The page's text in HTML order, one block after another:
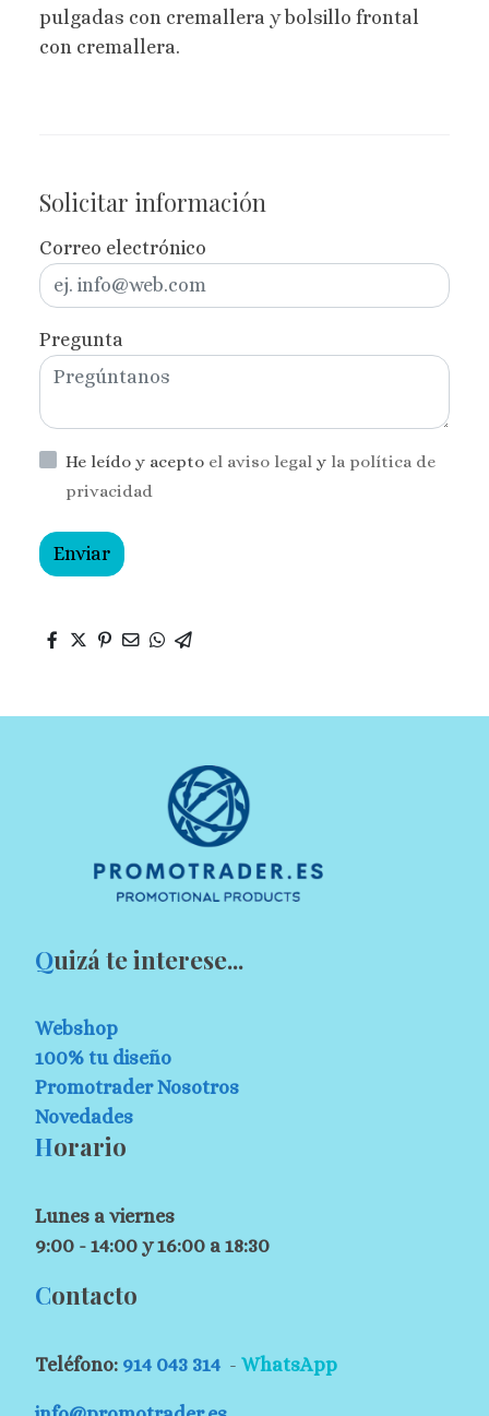
pulgadas con cremallera y bolsillo frontal
con cremallera.
Solicitar información
Correo electrónico
Pregunta
He leído y acepto el aviso legal y la política de
privacidad
Enviar
Quizá te interese...
Webshop
100% tu diseño
Promotrader Nosotros
Novedades
Horario
Lunes a viernes
9:00 - 14:00 y 16:00 a 18:30
Contacto
Teléfono: 914 043 314 - WhatsApp